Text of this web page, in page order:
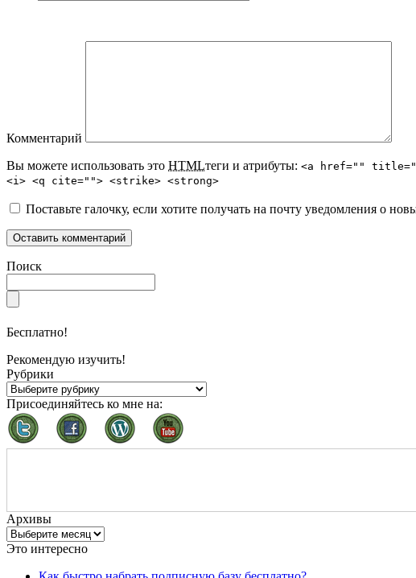
Комментарий
Вы можете использовать это HTMLтеги и атрибуты: <a href=""
<i> <q cite=""> <strike> <strong>
Поставьте галочку, если хотите получать на почту уведомления о
Поиск
Бесплатно!
Рекомендую изучить!
Рубрики
Присоединяйтесь ко мне на:
Архивы
Это интересно